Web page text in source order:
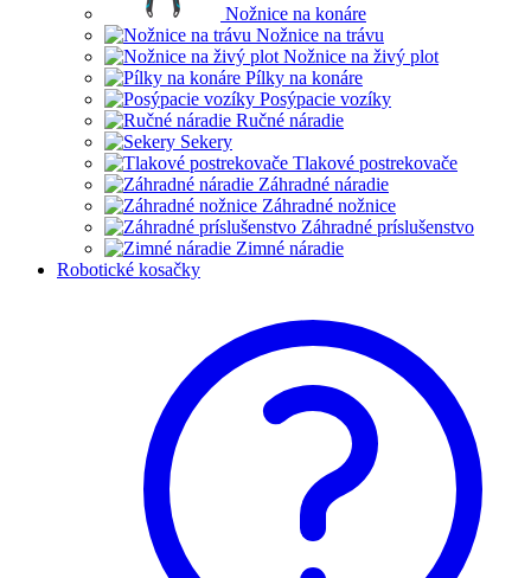
Nožnice na konáre
Nožnice na trávu
Nožnice na živý plot
Pílky na konáre
Posýpacie vozíky
Ručné náradie
Sekery
Tlakové postrekovače
Záhradné náradie
Záhradné nožnice
Záhradné príslušenstvo
Zimné náradie
Robotické kosačky